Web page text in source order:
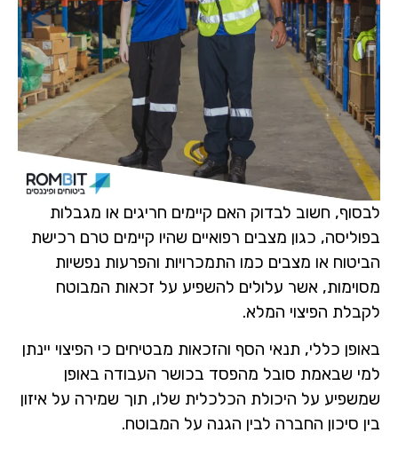
לבסוף, חשוב לבדוק האם קיימים חריגים או מגבלות
בפוליסה, כגון מצבים רפואיים שהיו קיימים טרם רכישת
הביטוח או מצבים כמו התמכרויות והפרעות נפשיות
מסוימות, אשר עלולים להשפיע על זכאות המבוטח
לקבלת הפיצוי המלא.
באופן כללי, תנאי הסף והזכאות מבטיחים כי הפיצוי יינתן
למי שבאמת סובל מהפסד בכושר העבודה באופן
שמשפיע על היכולת הכלכלית שלו, תוך שמירה על איזון
בין סיכון החברה לבין הגנה על המבוטח.